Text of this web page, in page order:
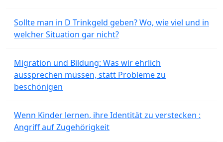
Sollte man in D Trinkgeld geben? Wo, wie viel und in
welcher Situation gar nicht?
Migration und Bildung: Was wir ehrlich
aussprechen müssen, statt Probleme zu
beschönigen
Wenn Kinder lernen, ihre Identität zu verstecken :
Angriff auf Zugehörigkeit